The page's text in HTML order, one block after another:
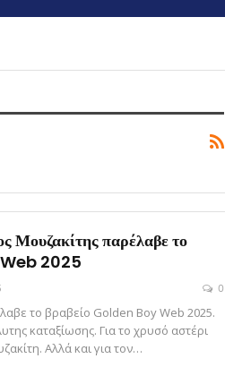
Μουζακίτης παρέλαβε το
2025
0
το βραβείο Golden Boy Web 2025.
καταξίωσης. Για το χρυσό αστέρι
Αλλά και για τον…